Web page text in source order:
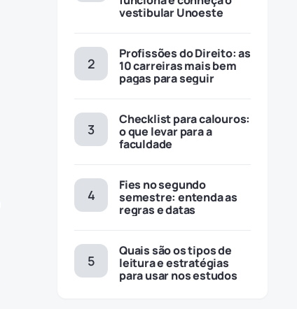
vestibular Unoeste
Profissões do Direito: as
10 carreiras mais bem
pagas para seguir
Checklist para calouros:
o que levar para a
faculdade
Fies no segundo
semestre: entenda as
regras e datas
Quais são os tipos de
leitura e estratégias
para usar nos estudos